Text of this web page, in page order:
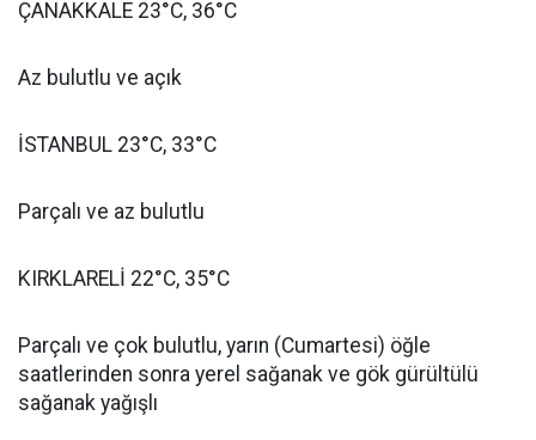
ÇANAKKALE 23°C, 36°C
Az bulutlu ve açık
İSTANBUL 23°C, 33°C
Parçalı ve az bulutlu
KIRKLARELİ 22°C, 35°C
Parçalı ve çok bulutlu, yarın (Cumartesi) öğle
saatlerinden sonra yerel sağanak ve gök gürültülü
sağanak yağışlı